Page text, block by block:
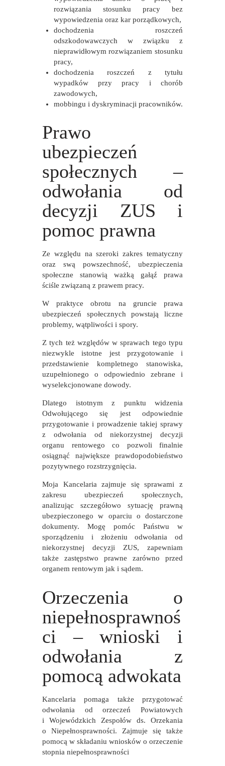
rozwiązania stosunku pracy bez
wypowiedzenia oraz kar porządkowych,
dochodzenia roszczeń
odszkodowawczych w związku z
nieprawidłowym rozwiązaniem stosunku
pracy,
dochodzenia roszczeń z tytułu
wypadków przy pracy i chorób
zawodowych,
mobbingu i dyskryminacji pracowników.
Prawo
ubezpieczeń
społecznych –
odwołania od
decyzji ZUS i
pomoc prawna
Ze względu na szeroki zakres tematyczny
oraz swą powszechność, ubezpieczenia
społeczne stanowią ważką gałąź prawa
ściśle związaną z prawem pracy.
W praktyce obrotu na gruncie prawa
ubezpieczeń społecznych powstają liczne
problemy, wątpliwości i spory.
Z tych też względów w sprawach tego typu
niezwykle istotne jest przygotowanie i
przedstawienie kompletnego stanowiska,
uzupełnionego o odpowiednio zebrane i
wyselekcjonowane dowody.
Dlatego istotnym z punktu widzenia
Odwołującego się jest odpowiednie
przygotowanie i prowadzenie takiej sprawy
z odwołania od niekorzystnej decyzji
organu rentowego co pozwoli finalnie
osiągnąć największe prawdopodobieństwo
pozytywnego rozstrzygnięcia.
Moja Kancelaria zajmuje się sprawami z
zakresu ubezpieczeń społecznych,
analizując szczegółowo sytuację prawną
ubezpieczonego w oparciu o dostarczone
dokumenty. Mogę pomóc Państwu w
sporządzeniu i złożeniu odwołania od
niekorzystnej decyzji ZUS, zapewniam
także zastępstwo prawne zarówno przed
organem rentowym jak i sądem.
Orzeczenia o
niepełnosprawnoś
ci – wnioski i
odwołania z
pomocą adwokata
Kancelaria pomaga także przygotować
odwołania od orzeczeń Powiatowych
i Wojewódzkich Zespołów ds. Orzekania
o Niepełnosprawności. Zajmuje się także
pomocą w składaniu wniosków o orzeczenie
stopnia niepełnosprawności